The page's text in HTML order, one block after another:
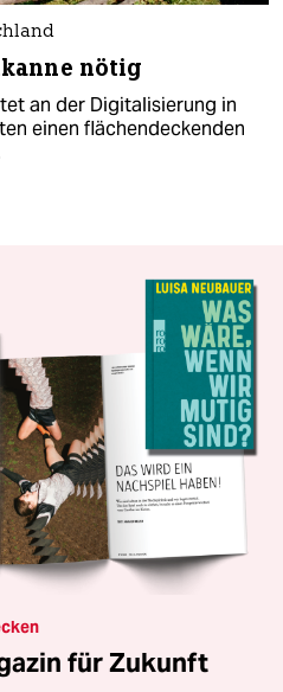
nötig
an der Digitalisierung in
einen flächendeckenden
für Zukunft